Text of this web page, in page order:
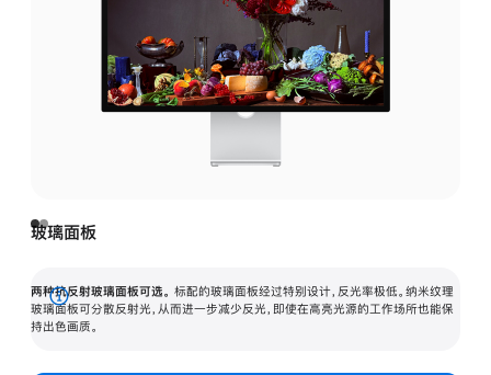
玻璃面板
两种抗反射玻璃面板可选。 标配的玻璃面板经过特别设计，反光率极低。纳米纹理
玻璃面板可分散反射光，从而进一步减少反光，即使在高亮光源的工作场所也能保
持出色画质。
展
开